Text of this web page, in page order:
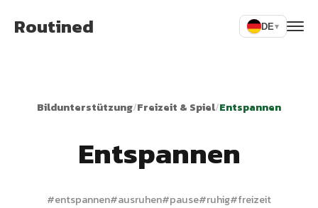
Routined DE▾
Bildunterstützung/Freizeit & Spiel/Entspannen
Entspannen
#entspannen#ausruhen#pause#ruhig#freizeit